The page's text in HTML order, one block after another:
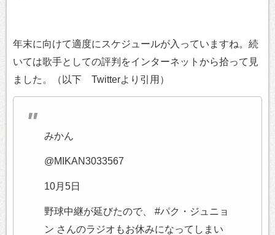
年末に向けて適度にスケジュールが入っていますね。続
いては歌手としての評判をインターネットから拾って見
ました。（以下 Twitterより引用）
みかん
@MIKAN3033567
10月5日
野球中継が延びたので、 #パク・ジュニョ
ン さんのラジオもお休みになってしまい